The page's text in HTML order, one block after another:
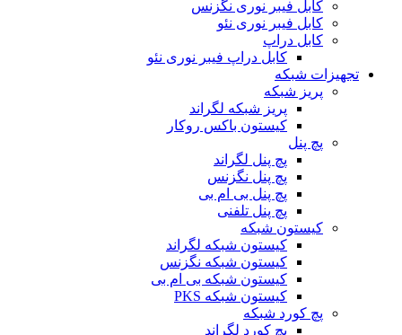
کابل فیبر نوری نگزنس
کابل فیبر نوری نئو
کابل دراپ
کابل دراپ فیبر نوری نئو
تجهیزات شبکه
پریز شبکه
پریز شبکه لگراند
کیستون باکس روکار
پچ پنل
پچ پنل لگراند
پچ پنل نگزنس
پچ پنل بی ام بی
پچ پنل تلفنی
کیستون شبکه
کیستون شبکه لگراند
کیستون شبکه نگزنس
کیستون شبکه بی ام بی
کیستون شبکه PKS
پچ کورد شبکه
پچ کورد لگراند